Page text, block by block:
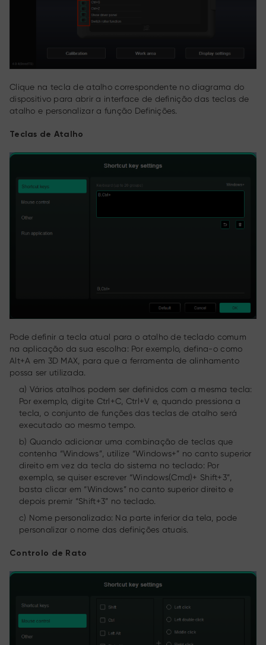
Clique na tecla de atalho correspondente no diagrama do
dispositivo para abrir a interface de definição das teclas de
atalho e personalizar a função Definições.
Teclas de Atalho
Pode definir a tecla atual para o atalho de teclado comum
na aplicação da sua escolha: Por exemplo, defina-o como
Alt+A em 3D MAX, para que a ferramenta de alinhamento
possa ser utilizada.
a) Vários atalhos podem ser definidos com a mesma tecla:
Por exemplo, digite Ctrl+C, Ctrl+V e, quando pressiona a
tecla, o conjunto de funções das teclas de atalho será
executado ao mesmo tempo.
b) Quando adicionar uma combinação de teclas que
contenha “Windows”, utilize “Windows+” no canto superior
direito em vez da tecla do sistema no teclado: Por
exemplo, se quiser escrever “Windows(Cmd)+ Shift+3”,
basta clicar em “Windows” no canto superior direito e
depois premir “Shift+3” no teclado.
c) Nome personalizado: Na parte inferior da tela, pode
personalizar o nome das definições atuais.
Controlo de Rato